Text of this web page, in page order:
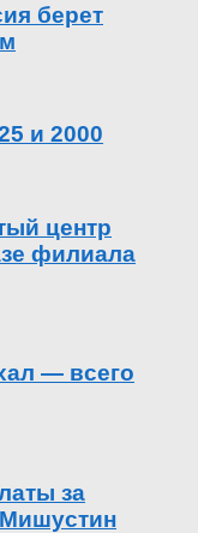
берет
и 2000
центр
филиала
— всего
за